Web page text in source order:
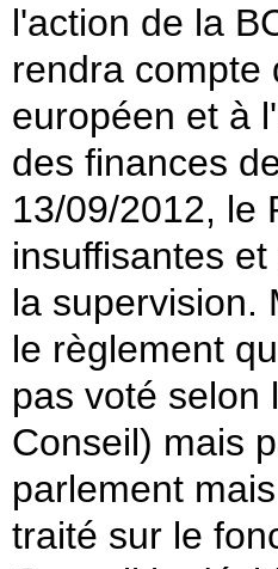
l'action de la
rendra compte
européen et à
des finances
13/09/2012, le
insuffisantes
la supervision.
le règlement
pas voté selon
Conseil) mais
parlement
traité sur le